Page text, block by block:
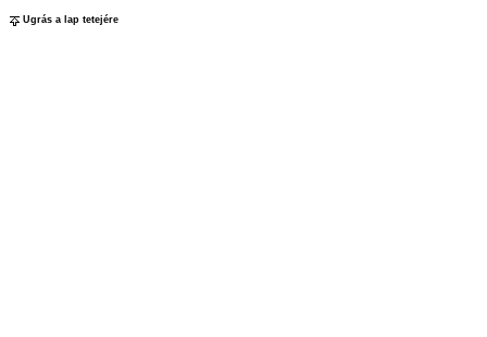
Ugrás a lap tetejére